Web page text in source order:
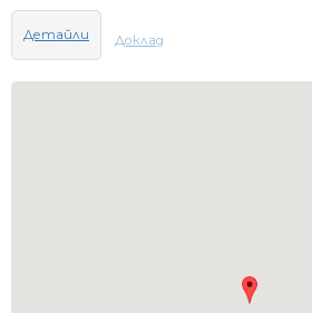
Детайли Доклад